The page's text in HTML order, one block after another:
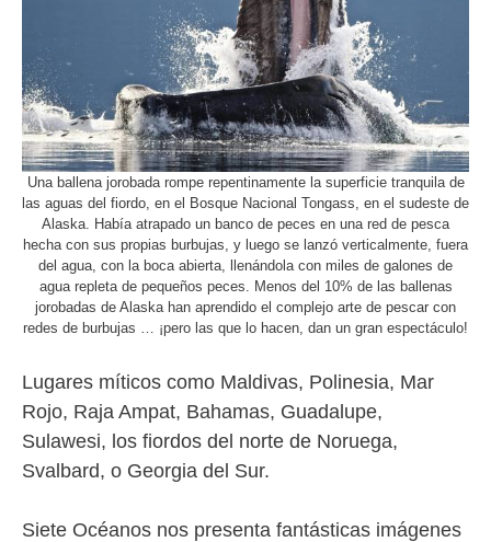
Una ballena jorobada rompe repentinamente la superficie tranquila de
las aguas del fiordo, en el Bosque Nacional Tongass, en el sudeste de
Alaska. Había atrapado un banco de peces en una red de pesca
hecha con sus propias burbujas, y luego se lanzó verticalmente, fuera
del agua, con la boca abierta, llenándola con miles de galones de
agua repleta de pequeños peces. Menos del 10% de las ballenas
jorobadas de Alaska han aprendido el complejo arte de pescar con
redes de burbujas … ¡pero las que lo hacen, dan un gran espectáculo!
Lugares míticos como Maldivas, Polinesia, Mar
Rojo, Raja Ampat, Bahamas, Guadalupe,
Sulawesi, los fiordos del norte de Noruega,
Svalbard, o Georgia del Sur.
Siete Océanos nos presenta fantásticas imágenes